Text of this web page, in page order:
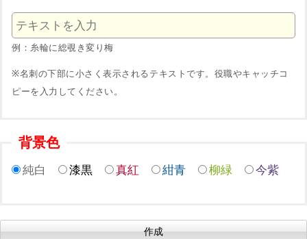
例：糸輪に総覗き変り梅
※名刺の下部に小さく表示されるテキストです。役職やキャッチコ
ピーを入力してください。
背景色
純白 漆黒 真紅 紺青 柳緑 今紫